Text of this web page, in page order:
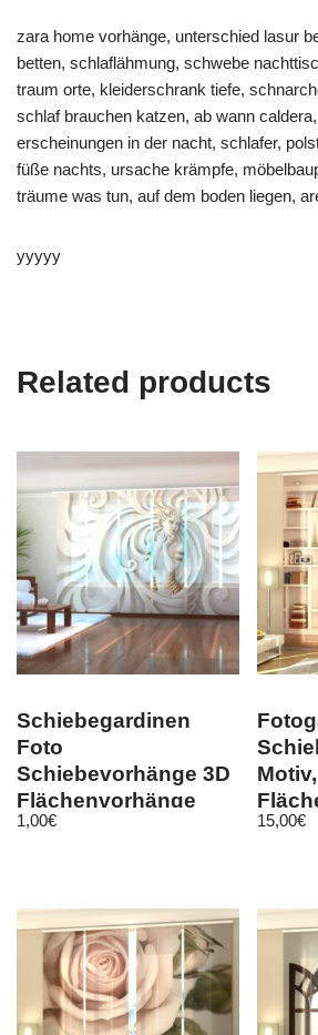
zara home vorhänge, unterschied lasur
betten, schlaflähmung, schwebe
traum orte, kleiderschrank tiefe,
schlaf brauchen katzen, ab wann
erscheinungen in der nacht, schlafer,
füße nachts, ursache krämpfe,
träume was tun, auf dem boden liegen,
yyyyy
Related products
Schiebegardinen
Foto
Schiebevorhänge 3D
Flächenvorhänge
Greek Relief
1,00€
Motiv,
15,00€